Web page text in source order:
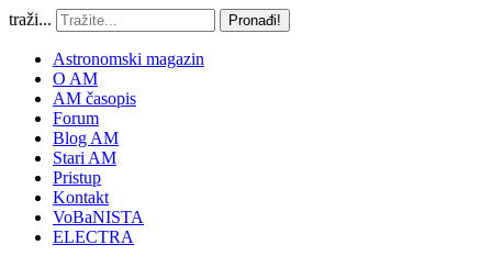
traži... Pronađi!
Astronomski magazin
O AM
AM časopis
Forum
Blog AM
Stari AM
Pristup
Kontakt
VoBaNISTA
ELECTRA